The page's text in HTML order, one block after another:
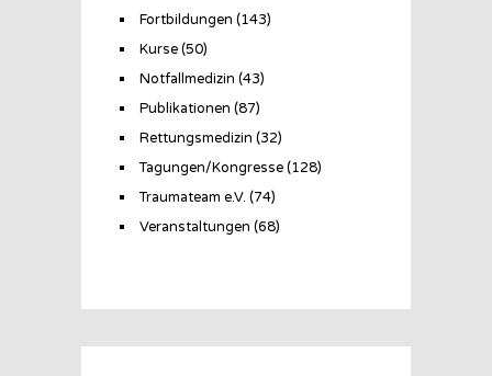
Fortbildungen (143)
Kurse(50)
Notfallmedizin (43)
Publikationen (87)
Rettungsmedizin (32)
Tagungen/Kongresse(128)
Traumateam e.V. (74)
Veranstaltungen (68)